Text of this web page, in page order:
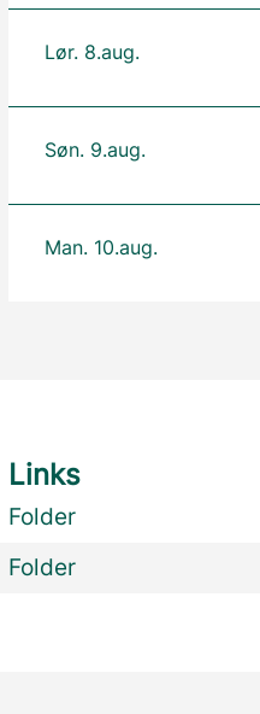
Lør. 8.aug.
Søn. 9.aug.
Man. 10.aug.
Links
Folder
Folder